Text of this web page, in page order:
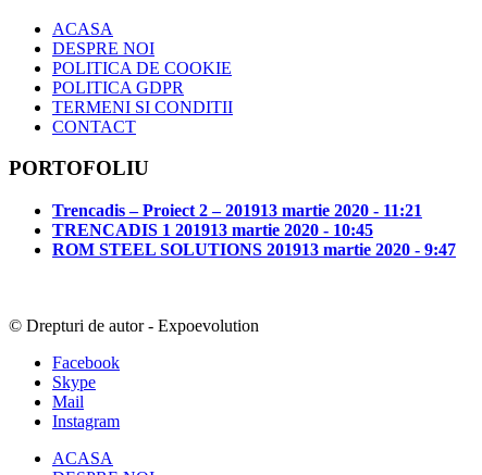
ACASA
DESPRE NOI
POLITICA DE COOKIE
POLITICA GDPR
TERMENI SI CONDITII
CONTACT
PORTOFOLIU
Trencadis – Proiect 2 – 201913 martie 2020 - 11:21
TRENCADIS 1 201913 martie 2020 - 10:45
ROM STEEL SOLUTIONS 201913 martie 2020 - 9:47
© Drepturi de autor - Expoevolution
Facebook
Skype
Mail
Instagram
ACASA